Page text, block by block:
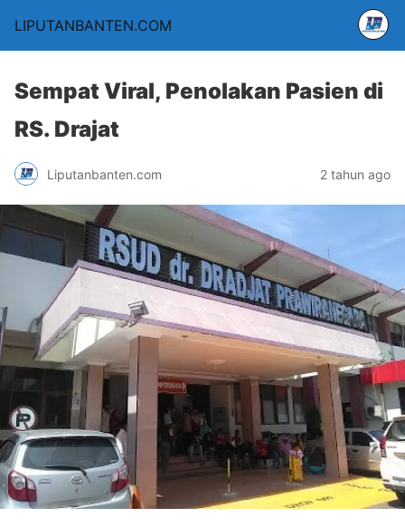
LIPUTANBANTEN.COM
Sempat Viral, Penolakan Pasien di
RS. Drajat
Liputanbanten.com 2 tahun ago